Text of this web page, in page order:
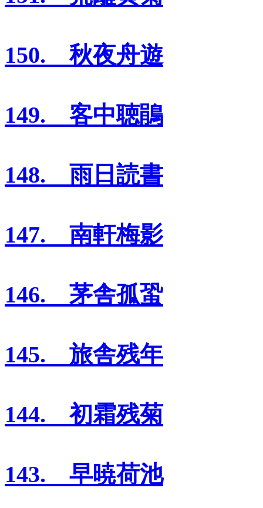
150. 秋夜舟遊
149. 客中聴鵑
148. 雨日読書
147. 南軒梅影
146. 茅舎孤蛩
145. 旅舎残年
144. 初霜残菊
143. 早暁荷池